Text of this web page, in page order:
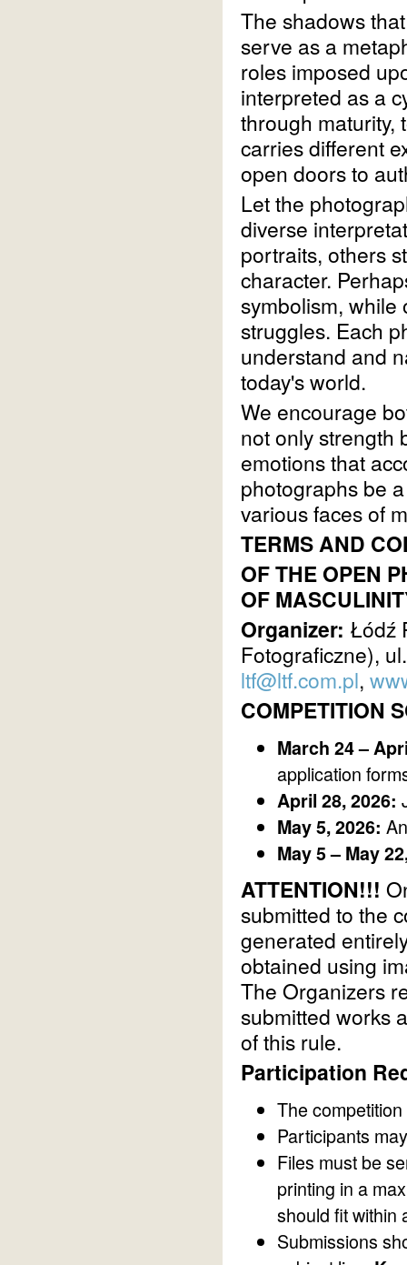
The shadows
serve as a
roles imposed
interpreted as a
through maturity,
carries different
open doors to
Let the
diverse
portraits, others
character.
symbolism, while
struggles. Each
understand and
today's world.
We encourage
not only strength
emotions that
photographs be
various faces of
TERMS AND
OF THE OPEN
OF
Organizer: Łódź
Fotograficzne),
ltf@ltf.com.pl,
COMPETITION
March 24 –
application
April 28, 2026:
May 5, 2026:
May 5 – May
ATTENTION!!!
submitted to the
generated
obtained using
The Organizers
submitted works
of this rule.
Participation
The
Participants
Files must be
printing in a
should fit within
Submissions